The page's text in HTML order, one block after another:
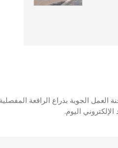
الإلكتروني اليوم.